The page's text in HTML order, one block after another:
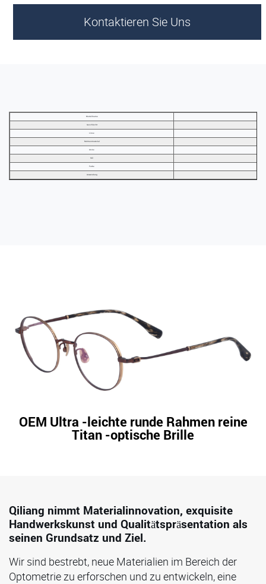
Kontaktieren Sie Uns
Modellname
Geschlecht
Linse
Rahmenmaterial
Größe
Stil
Farbe
Anwendung
OEM Ultra -leichte runde Rahmen reine
Titan -optische Brille
Qiliang nimmt Materialinnovation, exquisite
Handwerkskunst und Qualitätspräsentation als
seinen Grundsatz und Ziel.
Wir sind bestrebt, neue Materialien im Bereich der
Optometrie zu erforschen und zu entwickeln, eine